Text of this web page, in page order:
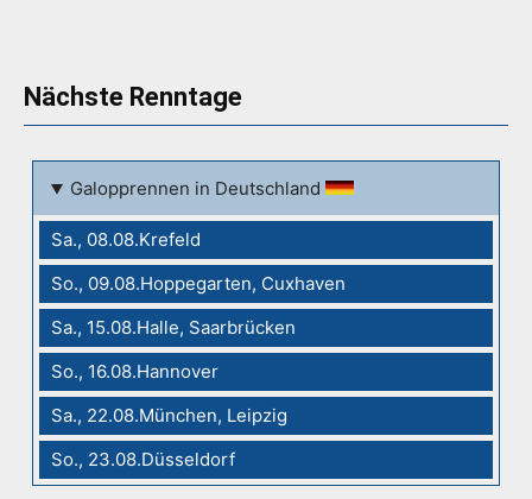
Nächste Renntage
Galopprennen in Deutschland
Sa., 08.08.Krefeld
So., 09.08.Hoppegarten, Cuxhaven
Sa., 15.08.Halle, Saarbrücken
So., 16.08.Hannover
Sa., 22.08.München, Leipzig
So., 23.08.Düsseldorf